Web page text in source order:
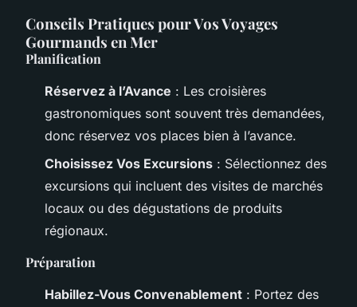
Conseils Pratiques pour Vos Voyages
Gourmands en Mer
Planification
Réservez à l’Avance : Les croisières
gastronomiques sont souvent très demandées,
donc réservez vos places bien à l’avance.
Choisissez Vos Excursions : Sélectionnez des
excursions qui incluent des visites de marchés
locaux ou des dégustations de produits
régionaux.
Préparation
Habillez-Vous Convenablement : Portez des